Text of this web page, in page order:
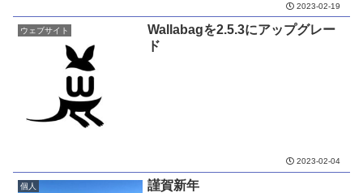
2023-02-19
ウェブサイト
Wallabagを2.5.3にアップグレー
ド
2023-02-04
個人 謹賀新年